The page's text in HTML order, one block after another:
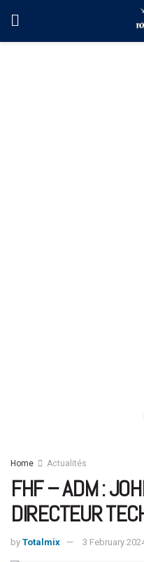
Home Actualités
FHF – ADM :
DIRECTEUR
by Totalmix 3 February